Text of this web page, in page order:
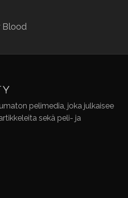
Blood
pelimedia, joka julkaisee
sekä peli- ja